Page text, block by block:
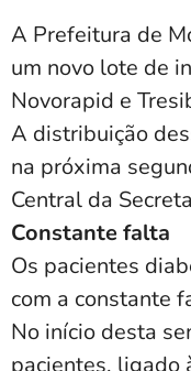
A Prefeitura de
um novo lote de
Novorapid e
A distribuição
na próxima
Central da
Constante falta
Os pacientes
com a constante
No início desta
pacientes, ligado